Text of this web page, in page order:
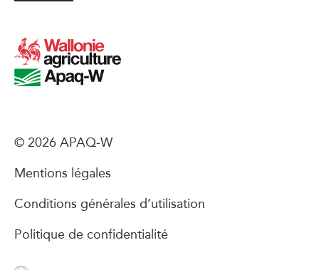
© 2026 APAQ-W
Mentions légales
Conditions générales d’utilisation
Politique de confidentialité